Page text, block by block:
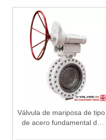
2026-07-06
J-VALVES fabrica válvulas
Válvula de mariposa de tipo
de acero fundamental de